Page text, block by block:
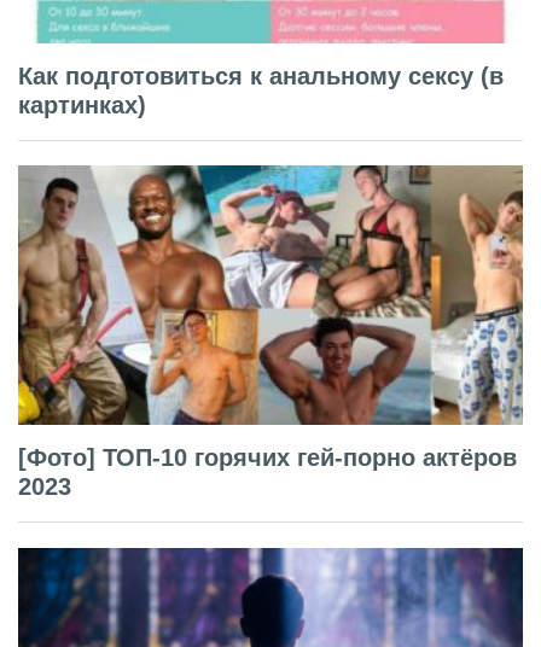
Как подготовиться к анальному сексу (в
картинках)
[Фото] ТОП-10 горячих гей-порно актёров
2023